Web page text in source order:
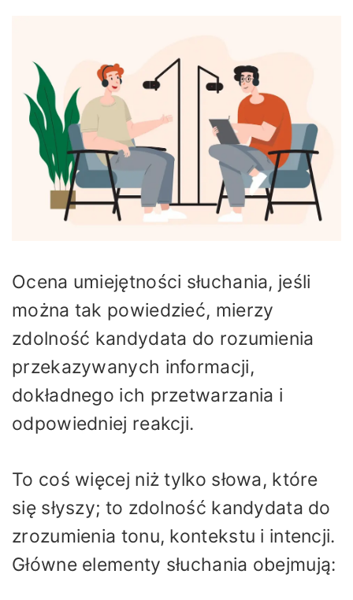
Ocena umiejętności słuchania, jeśli
można tak powiedzieć, mierzy
zdolność kandydata do rozumienia
przekazywanych informacji,
dokładnego ich przetwarzania i
odpowiedniej reakcji.
To coś więcej niż tylko słowa, które
się słyszy; to zdolność kandydata do
zrozumienia tonu, kontekstu i intencji.
Główne elementy słuchania obejmują: